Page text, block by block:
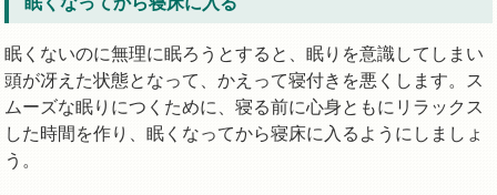
眠くないのに無理に眠ろうとすると、眠りを意識してしまい
頭が冴えた状態となって、かえって寝付きを悪くします。ス
ムーズな眠りにつくために、寝る前に心身ともにリラックス
した時間を作り、眠くなってから寝床に入るようにしましょ
う。